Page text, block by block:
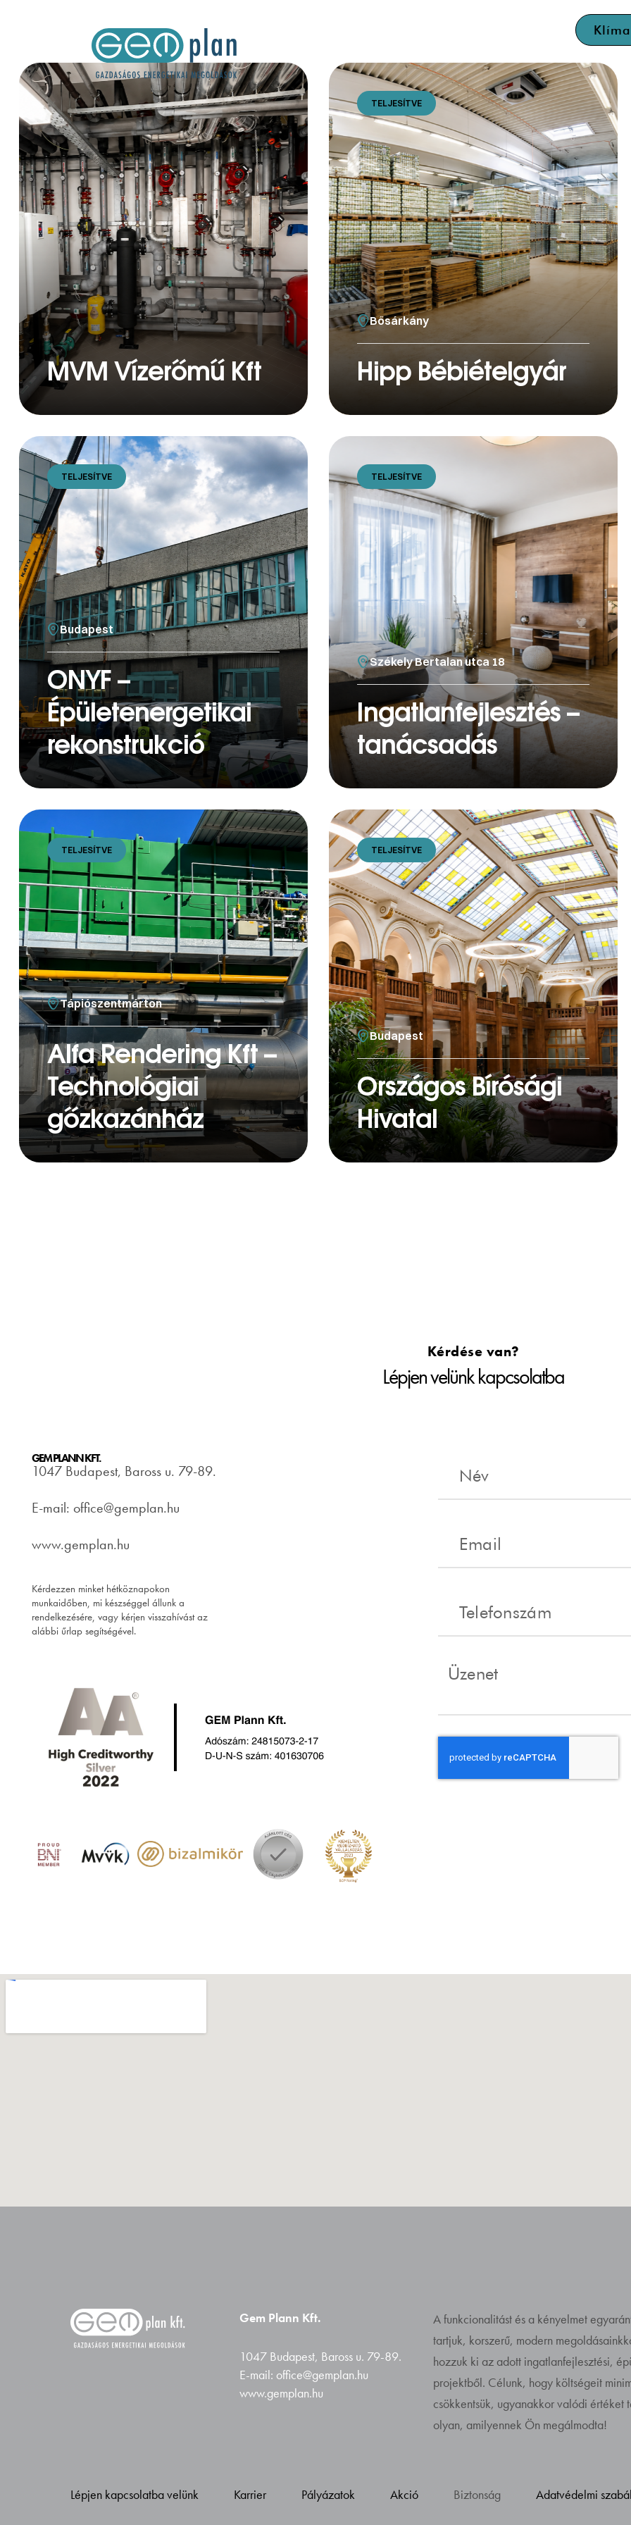
MVM Vízerőmű Kft
TELJESÍTVE
Bősárkány
Hipp Bébiételgyár
TELJESÍTVE
Budapest
ONYF –
Épületenergetikai
rekonstrukció
TELJESÍTVE
Székely Bertalan utca 18
Ingatlanfejlesztés –
tanácsadás
TELJESÍTVE
Tápiószentmárton
Alfa Rendering Kft –
Technológiai
gőzkazánház
TELJESÍTVE
Budapest
Országos Bírósági
Hivatal
Kérdése van?
Lépjen velünk kapcsolatba
GEM PLANN KFT.
1047 Budapest, Baross u. 79-89.
E-mail: office@gemplan.hu
www.gemplan.hu
Kérdezzen minket hétköznapokon
munkaidőben, mi készséggel állunk a
rendelkezésére, vagy kérjen visszahívást az
alábbi űrlap segítségével.
Gem Plann Kft.
1047 Budapest, Baross u. 79-89.
E-mail: office@gemplan.hu
www.gemplan.hu
A funkcionalitást és a kényelmet
tartjuk, korszerű, modern
hozzuk ki az adott ingatlanfejlesztési,
projektből. Célunk, hogy költségeit
csökkentsük, ugyanakkor valódi értéket
olyan, amilyennek Ön megálmodta!
Lépjen kapcsolatba velünk Karrier Pályázatok Akció Biztonság Adatvédelmi